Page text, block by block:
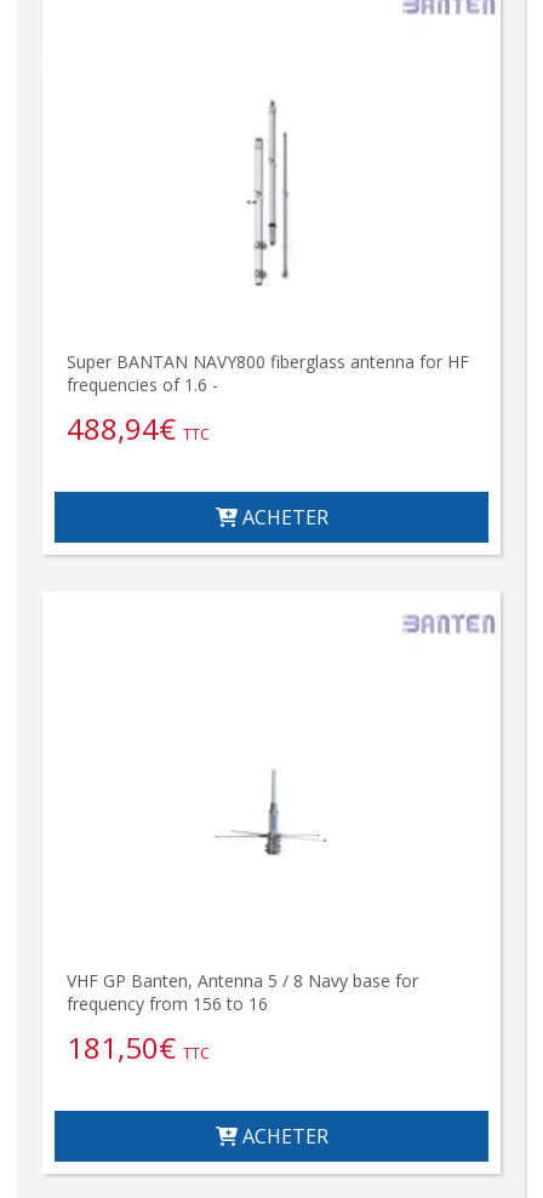
Super BANTAN NAVY800 fiberglass antenna for HF
frequencies of 1.6 -
488,94€ TTC
ACHETER
VHF GP Banten, Antenna 5 / 8 Navy base for
frequency from 156 to 16
181,50€ TTC
ACHETER